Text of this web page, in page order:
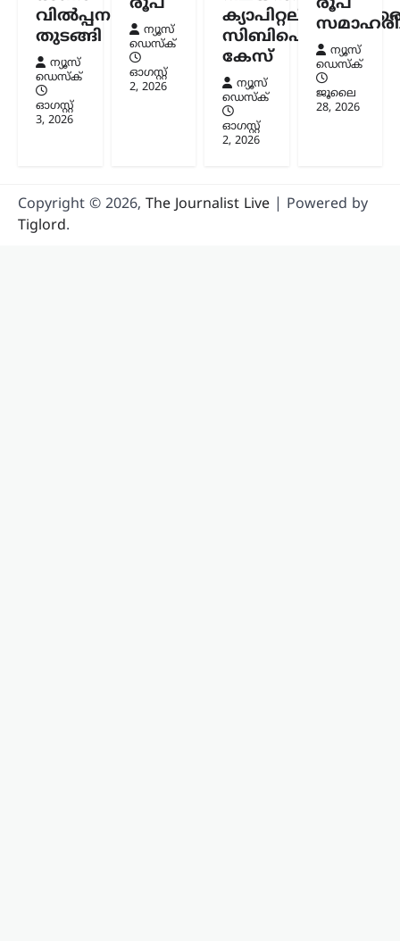
വിഷയത്തിൽ…
വിൽപ്പന
തുടങ്ങി
ന്യൂസ്
ഡെസ്ക്
ഓഗസ്റ്റ്‌
3, 2026
ന്യൂസ്
ഡെസ്ക്
ഓഗസ്റ്റ്‌
2, 2026
സിബിഐ
കേസ്
ന്യൂസ്
ഡെസ്ക്
ഓഗസ്റ്റ്‌
2, 2026
ന്യൂസ്
ഡെസ്ക്
ജൂലൈ
28, 2026
Copyright © 2026, The Journalist Live | Powered by
Tiglord.